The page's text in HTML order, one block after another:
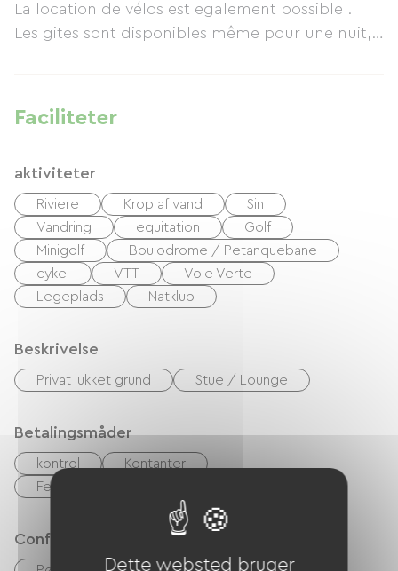
La location de vélos est egalement possible .
Les gites sont disponibles même pour une nuit,
Faciliteter
aktiviteter
Riviere Krop af vand
Sin
Vandring
equitation
Golf
Minigolf
Boulodrome / Petanquebane
cykel
VTT
Voie Verte
Legeplads
Natklub
Beskrivelse
Privat lukket grund Stue / Lounge
Betalingsmåder
kontrol
Kontanter
Feriekuponer (ANCV)
Confort
Dette websted bruger